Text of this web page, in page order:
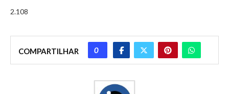
2.108
COMPARTILHAR 0